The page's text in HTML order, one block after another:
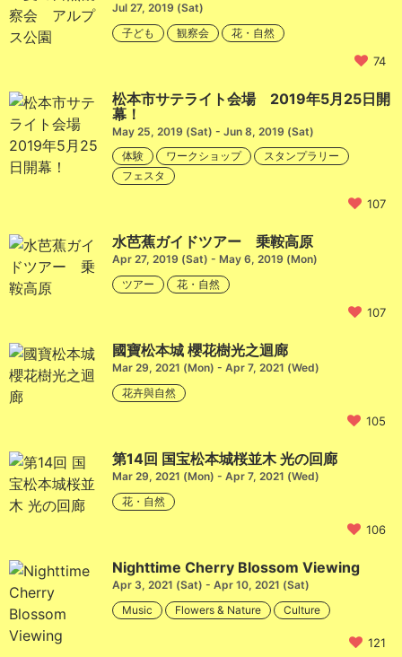
74
Jul 27, 2019 (Sat)
子ども
観察会 花・自然
107
松本市サテライト会場 2019年5月25日開
幕！
May 25, 2019 (Sat) - Jun 8, 2019 (Sat)
体験
ワークショップ
スタンプラリー
フェスタ
107
水芭蕉ガイドツアー 乗鞍高原
Apr 27, 2019 (Sat) - May 6, 2019 (Mon)
ツアー
花・自然
105
國寶松本城 櫻花樹光之迴廊
Mar 29, 2021 (Mon) - Apr 7, 2021 (Wed)
花卉與自然
106
第14回 国宝松本城桜並木 光の回廊
Mar 29, 2021 (Mon) - Apr 7, 2021 (Wed)
花・自然
121
Nighttime Cherry Blossom Viewing
Apr 3, 2021 (Sat) - Apr 10, 2021 (Sat)
Music
Flowers & Nature Culture